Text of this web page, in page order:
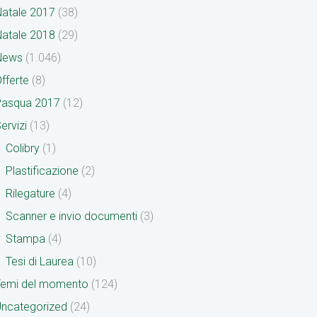
2017 (38)
2018 (29)
(1.046)
(8)
2017 (12)
(13)
Colibry (1)
Plastificazione (2)
Rilegature (4)
Scanner e invio documenti (3)
Stampa (4)
Tesi di Laurea (10)
del momento (124)
(24)